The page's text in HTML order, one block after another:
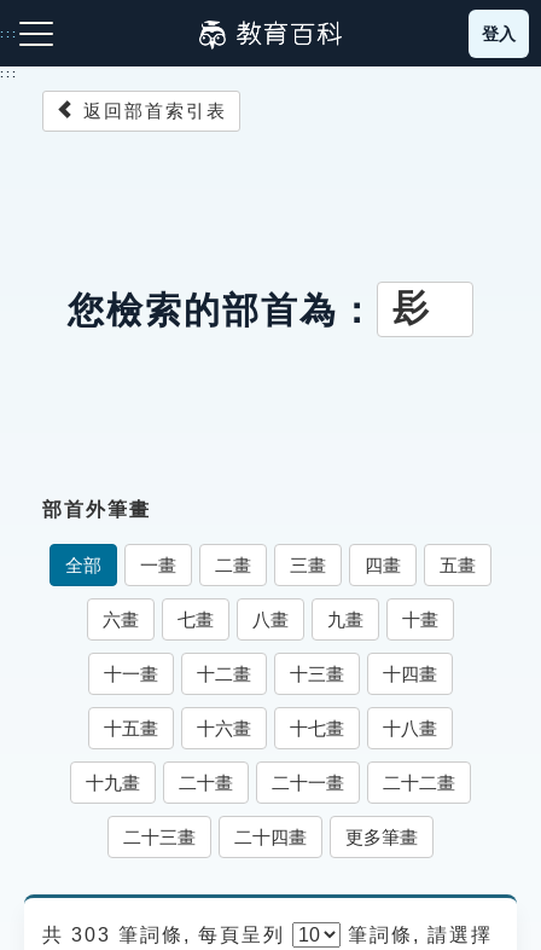
到
主
:::
成語故事
索引選單
知識索引
單字索引
生命大百科索引
遊戲專區
貓頭鷹博士
登入
:::
返回部首索引表
您檢索的部首為： 髟
部首外筆畫
全部 一畫 二畫 三畫 四畫 五畫
六畫 七畫 八畫 九畫 十畫
十一畫 十二畫 十三畫 十四畫
十五畫 十六畫 十七畫 十八畫
十九畫 二十畫 二十一畫 二十二畫
二十三畫 二十四畫 更多筆畫
共 303 筆詞條, 每頁呈列 筆詞條, 請選擇